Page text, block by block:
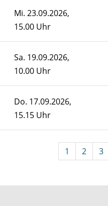
Mi. 23.09.2026,
15.00 Uhr
Sa. 19.09.2026,
10.00 Uhr
Do. 17.09.2026,
15.15 Uhr
1 2 3